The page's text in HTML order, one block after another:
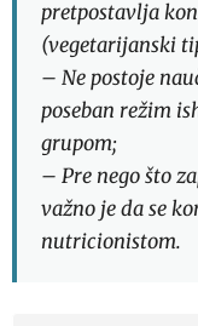
pretpostavlja
(vegetarijanski
– Ne postoje
poseban režim
grupom;
– Pre nego što
važno je da se
nutricionistom.